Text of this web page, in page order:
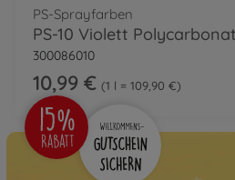
PS-Sprayfarben
300086010
10,99 € 1 l = 109,90 €